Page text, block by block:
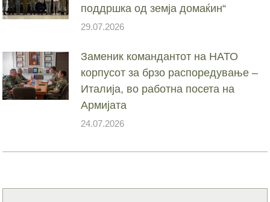
поддршка од земја домаќин“
29.07.2026
Заменик командантот на НАТО
корпусот за брзо распоредување –
Италија, во работна посета на
Армијата
24.07.2026